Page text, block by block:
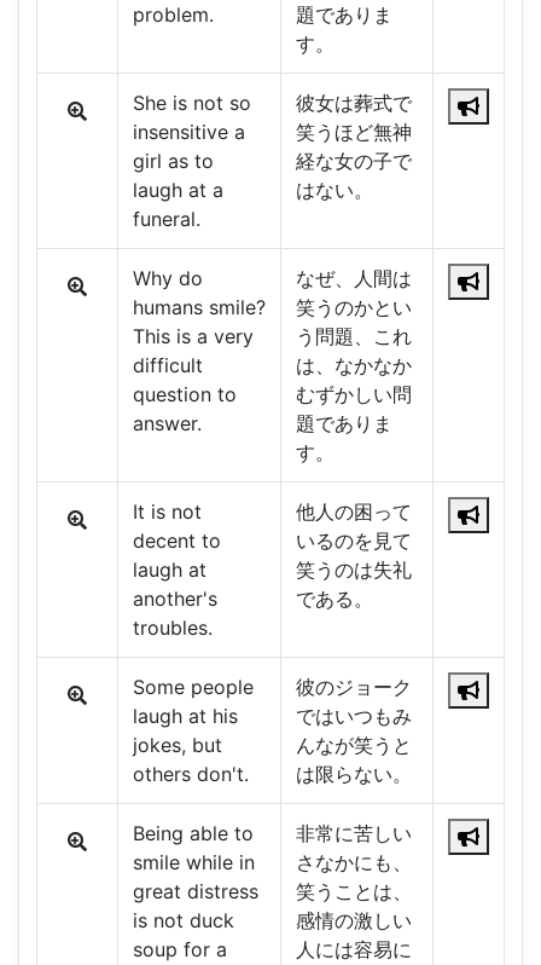
problem.
題でありま
す。
She is not so
insensitive a
girl as to
laugh at a
funeral.
彼女は葬式で
笑うほど無神
経な女の子で
はない。
Why do
humans smile?
This is a very
difficult
question to
answer.
なぜ、人間は
笑うのかとい
う問題、これ
は、なかなか
むずかしい問
題でありま
す。
It is not
decent to
laugh at
another's
troubles.
他人の困って
いるのを見て
笑うのは失礼
である。
Some people
laugh at his
jokes, but
others don't.
彼のジョーク
ではいつもみ
んなが笑うと
は限らない。
Being able to
smile while in
great distress
is not duck
soup for a
非常に苦しい
さなかにも、
笑うことは、
感情の激しい
人には容易に